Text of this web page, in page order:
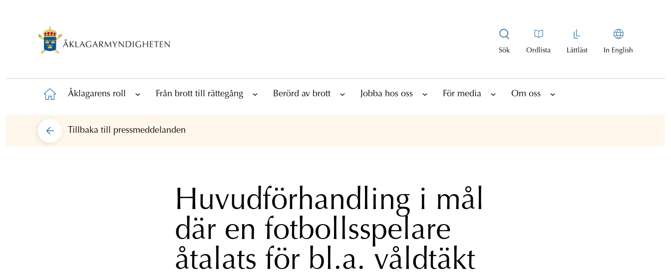
Sök Ordlista Lättläst In English
Åklagarens roll Från brott till rättegång Berörd av brott Jobba hos oss För media Om oss
Tillbaka till pressmeddelanden
Huvudförhandling i mål
där en fotbollsspelare
åtalats för bl.a. våldtäkt